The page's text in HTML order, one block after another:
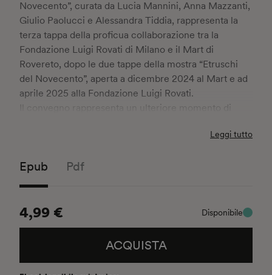
Novecento”, curata da Lucia Mannini, Anna Mazzanti,
Giulio Paolucci e Alessandra Tiddia, rappresenta la
terza tappa della proficua collaborazione tra la
Fondazione Luigi Rovati di Milano e il Mart di
Rovereto, dopo le due tappe della mostra “Etruschi
del Novecento”, aperta a dicembre 2024 al Mart e ad
aprile 2025 alla Fondazione Luigi Rovati.
Il convegno rappresenta un ulteriore momento di
la ricerca dedicata al rapporto fra le arti figurative
mondo etrusco: si tratta di una congiunzione
della scultura, ma anche delle arti performative e
nell’ambito delle arti applicate, dalla ceramica ai
Gli interventi succedutisi nel corso della giornata del
Leggi tutto
Epub Pdf
4,99 €
ACQUISTA
Disponibile